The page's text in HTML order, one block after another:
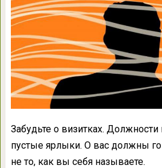
Забудьте о визитках. Должности
пустые ярлыки. О вас должны
не то, как вы себя называете.